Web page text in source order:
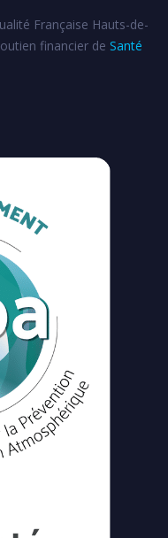
Française Hauts-de-
financier de Santé